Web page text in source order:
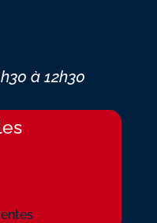
à 12h30